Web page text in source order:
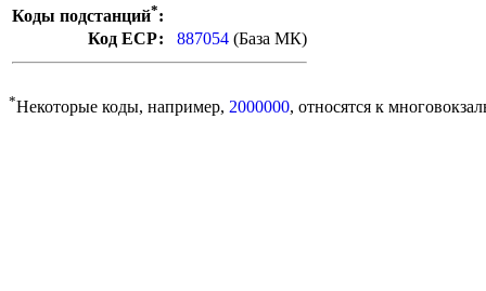
Коды подстанций*:
Код ЕСР:
887054 (База МК)
*Некоторые коды, например, 2000000, относятся к